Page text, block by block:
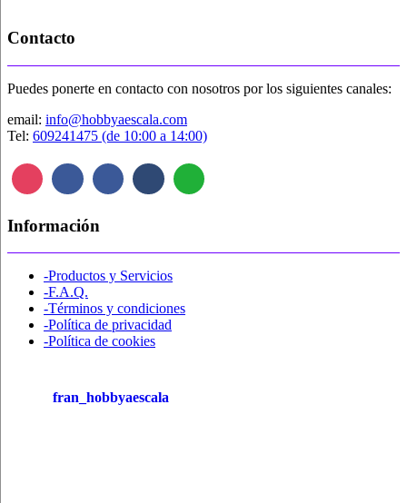
Contacto
Puedes ponerte en contacto con nosotros por los siguientes canales:
email: info@hobbyaescala.com
Tel: 609241475 (de 10:00 a 14:00)
Información
-Productos y Servicios
-F.A.Q.
-Términos y condiciones
-Política de privacidad
-Política de cookies
fran_hobbyaescala